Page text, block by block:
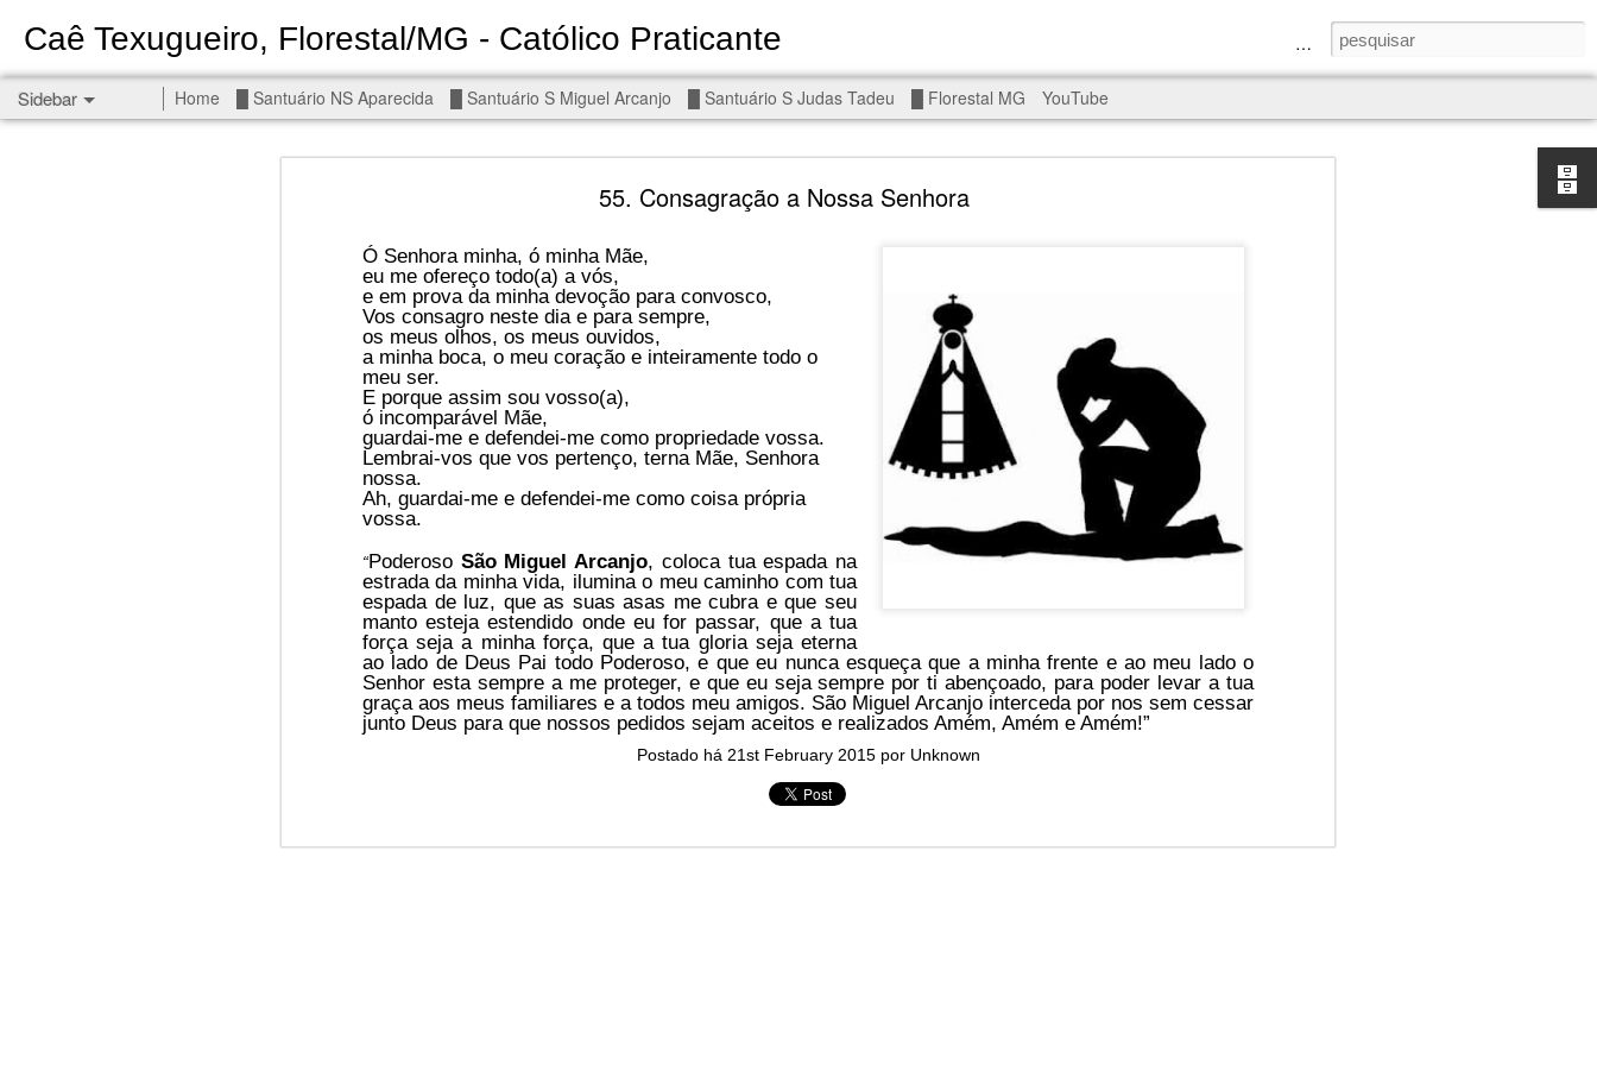
55. Consagração a Nossa Senhora
Ó Senhora minha, ó minha Mãe,
eu me ofereço todo(a) a vós,
e em prova da minha devoção para convosco,
Vos consagro neste dia e para sempre,
os meus olhos, os meus ouvidos,
a minha boca, o meu coração e inteiramente todo o
meu ser.
E porque assim sou vosso(a),
ó incomparável Mãe,
guardai-me e defendei-me como propriedade vossa.
Lembrai-vos que vos pertenço, terna Mãe, Senhora
nossa.
Ah, guardai-me e defendei-me como coisa própria
vossa.
“Poderoso São Miguel Arcanjo, coloca tua espada na
estrada da minha vida, ilumina o meu caminho com tua
espada de luz, que as suas asas me cubra e que seu
manto esteja estendido onde eu for passar, que a tua
força seja a minha força, que a tua gloria seja eterna
ao lado de Deus Pai todo Poderoso, e que eu nunca esqueça que a minha frente e ao meu lado o
Senhor esta sempre a me proteger, e que eu seja sempre por ti abençoado, para poder levar a tua
graça aos meus familiares e a todos meu amigos. São Miguel Arcanjo interceda por nos sem cessar
junto Deus para que nossos pedidos sejam aceitos e realizados Amém, Amém e Amém!”
Postado há 21st February 2015por Unknown
Caê Texugueiro, Florestal/MG - Católico Praticante
Sidebar Home █ Santuário NS Aparecida █ Santuário S Miguel Arcanjo █ Santuário S Judas Tadeu █ Florestal MG YouTube
Permanent End To The Wars - Gaza, Iran and Lebanon.
Get real!The butcher has been fooling you. He is ghosted by the world, and it
seems you are in the same boat. A new guy is coming.
You started it, you end it.
There is a line you cannot cross — negotiation is the best option.
Liberté, égalité, fraternité.
Win-win solutions to Gaza, Iran and Lebanon.
Neither Iran nor Lebanon will be the next Gaza.
Gaza belongs to Palestine, and it will not be a Vegas-ification.
Palestine belongs to Palestinians.
Peace and stability in the region.
n insurance policy is hosted on the dark web.
Quarterback. Aragawa. — Washington. Gush Dan.